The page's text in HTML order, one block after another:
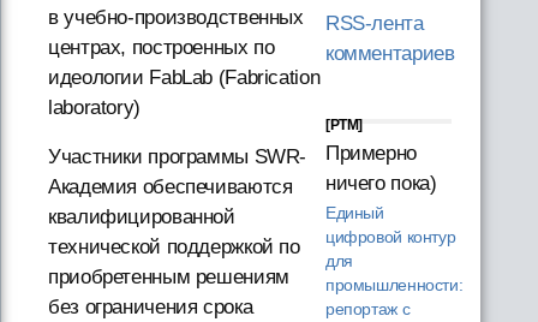
в учебно-производственных
центрах, построенных по
идеологии FabLab (Fabrication
laboratory)
Участники программы SWR-
Академия обеспечиваются
квалифицированной
технической поддержкой по
приобретенным решениям
без ограничения срока
RSS-лента
комментариев
[PTM]
Примерно
ничего пока)
Единый
цифровой контур
для
промышленности:
репортаж с